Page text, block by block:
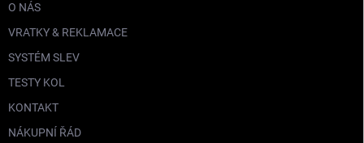
O NÁS
VRATKY & REKLAMACE
SYSTÉM SLEV
TESTY KOL
KONTAKT
NÁKUPNÍ ŘÁD